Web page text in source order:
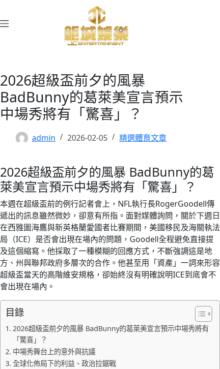
主
2026超級盃前夕的風暴
BadBunny的葛萊美宣言預示
中場秀將有「驚喜」？
admin 2026-02-05 精選體育文章
2026超級盃前夕的風暴 BadBunny的葛
萊美宣言預示中場秀將有「驚喜」？
本週在超級盃前的例行記者會上，NFL執行長RogerGoodell傳
遞出的訊息雖然微妙，卻意有所指。面對媒體詢問，關於下週日
在西雅圖海鷹與新英格蘭愛國者比賽期間，美國移民及海關執法
局（ICE）是否會出現在場內的問題，Goodell全程避免直接提
及這個縮寫。他採取了一種模糊的回應方式，不斷強調這是地
方、州與聯邦政府多層次的合作。他甚至用「資產」一詞來形容
超級盃當天的高階維安規格，卻始終沒有明確說明ICE到底會不
會出現在場內。
目錄
2026超級盃前夕的風暴 BadBunny的葛萊美宣言預示中場秀將有
「驚喜」？
中場秀舞台上的意外與抗議
全球化佈局下的利益、政治拉鋸戰